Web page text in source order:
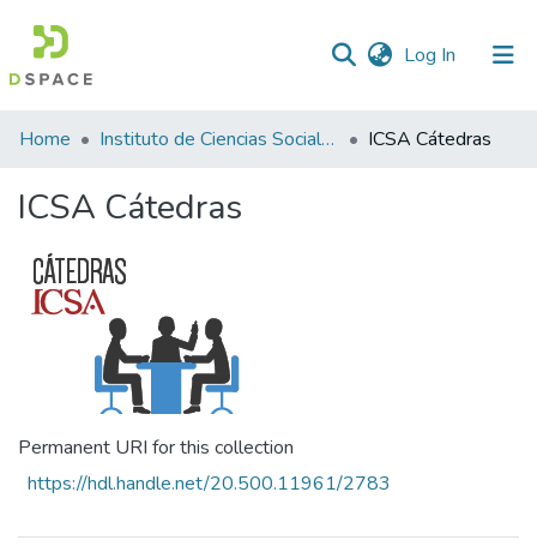
Log In (current)
Statistics
Home Instituto de Ciencias Sociales y Administración ICSA Cátedras
ICSA Cátedras
Permanent URI for this collection
https://hdl.handle.net/20.500.11961/2783